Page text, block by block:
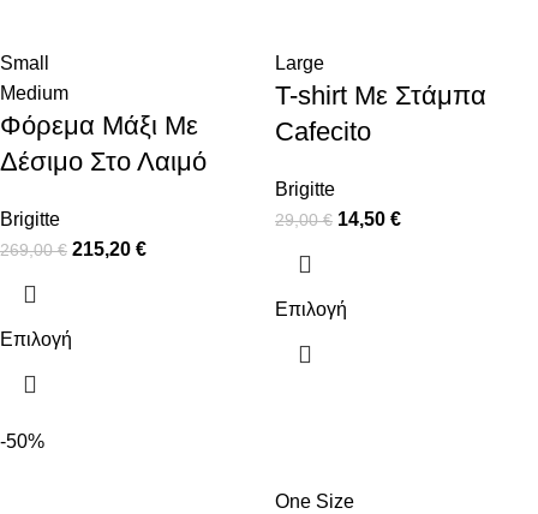
Small
Medium
Φόρεμα Μάξι Με
Δέσιμο Στο Λαιμό
Brigitte
269,00€ 215,20 €
Επιλογή
Large
T-shirt Με Στάμπα
Cafecito
Brigitte
29,00€ 14,50 €
Επιλογή
-50%
One Size